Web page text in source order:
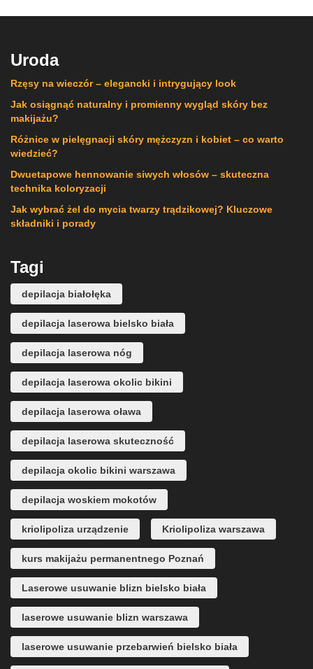
Uroda
Rzęsy na wieczór – elegancki i intrygujący look
Jak osiągnąć naturalny i promienny wygląd skóry bez
makijażu?
Różnice w pielęgnacji skóry mężczyzn i kobiet – co warto
wiedzieć?
Dwuetapowe hennowanie siwych włosów – skuteczna
technika koloryzacji
Jak wybrać żel do mycia twarzy trądzikowej? Kluczowe
składniki i porady
Tagi
depilacja białołęka
depilacja laserowa bielsko biała
depilacja laserowa nóg
depilacja laserowa okolic bikini
depilacja laserowa oława
depilacja laserowa skuteczność
depilacja okolic bikini warszawa
depilacja woskiem mokotów
kriolipoliza urządzenie Kriolipoliza warszawa
kurs makijażu permanentnego Poznań
Laserowe usuwanie blizn bielsko biała
laserowe usuwanie blizn warszawa
laserowe usuwanie przebarwień bielsko biała